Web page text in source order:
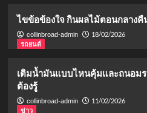
ไขข้อข้องใจ กินผลไม้ตอนกลางคื
collinbroad-admin
18/02/2026
รถยนต์
เติมน้ำมันแบบไหนคุ้มและถนอม
ต้องรู้
collinbroad-admin
11/02/2026
ข่าว